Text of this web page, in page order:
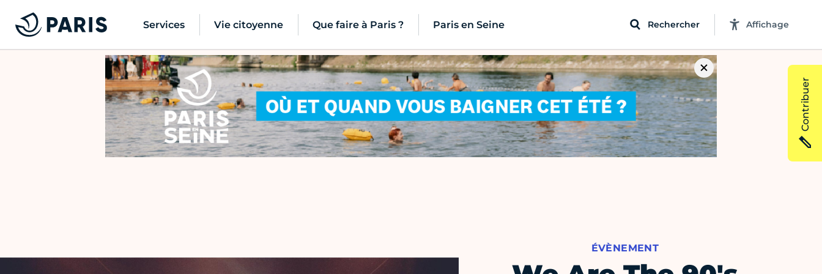
Services Vie citoyenne Que faire à Paris ? Paris en Seine Rechercher Affichage
ÉVÈNEMENT
Contribuer